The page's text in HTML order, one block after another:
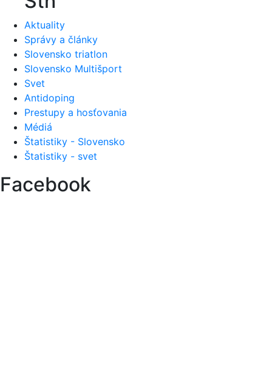
Aktuality
Správy a články
Slovensko triatlon
Slovensko Multišport
Svet
Antidoping
Prestupy a hosťovania
Médiá
Štatistiky - Slovensko
Štatistiky - svet
Facebook